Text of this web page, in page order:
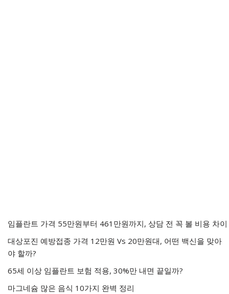
임플란트 가격 55만원부터 461만원까지, 상담 전 꼭 볼 비용 차이
대상포진 예방접종 가격 12만원 Vs 20만원대, 어떤 백신을 맞아
야 할까?
65세 이상 임플란트 보험 적용, 30%만 내면 끝일까?
마그네슘 많은 음식 10가지 완벽 정리